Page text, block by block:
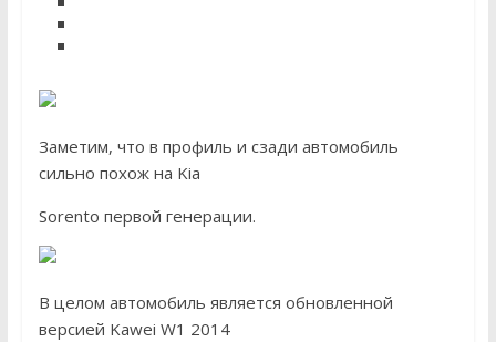
Заметим, что в профиль и сзади автомобиль
сильно похож на Kia
Sorento первой генерации.
В целом автомобиль является обновленной
версией Kawei W1 2014